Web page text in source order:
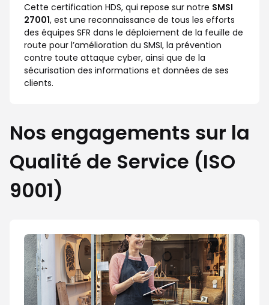
Cette certification HDS, qui repose sur notre SMSI
27001, est une reconnaissance de tous les efforts
des équipes SFR dans le déploiement de la feuille de
route pour l’amélioration du SMSI, la prévention
contre toute attaque cyber, ainsi que de la
sécurisation des informations et données de ses
clients.
Nos engagements sur la
Qualité de Service (ISO
9001)